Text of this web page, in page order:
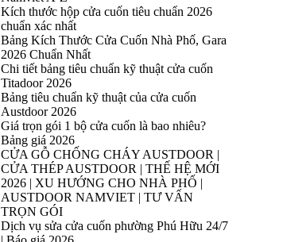
Kích thước hộp cửa cuốn tiêu chuẩn 2026
chuẩn xác nhất
Bảng Kích Thước Cửa Cuốn Nhà Phố, Gara
2026 Chuẩn Nhất
Chi tiết bảng tiêu chuẩn kỹ thuật cửa cuốn
Titadoor 2026
Bảng tiêu chuẩn kỹ thuật của cửa cuốn
Austdoor 2026
Giá trọn gói 1 bộ cửa cuốn là bao nhiêu?
Bảng giá 2026
CỬA GỖ CHỐNG CHÁY AUSTDOOR |
CỬA THÉP AUSTDOOR | THẾ HỆ MỚI
2026 | XU HƯỚNG CHO NHÀ PHỐ |
AUSTDOOR NAMVIET | TƯ VẤN
TRỌN GÓI
Dịch vụ sửa cửa cuốn phường Phú Hữu 24/7